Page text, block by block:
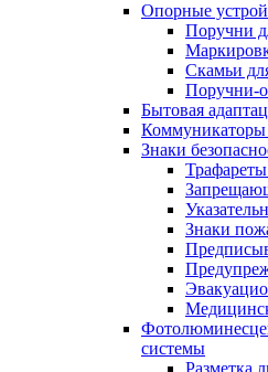
Опорные
Поручни
Скамьи
Поручни-
Бытовая
Коммуникаторы
Знаки
Трафареты
Знаки
системы